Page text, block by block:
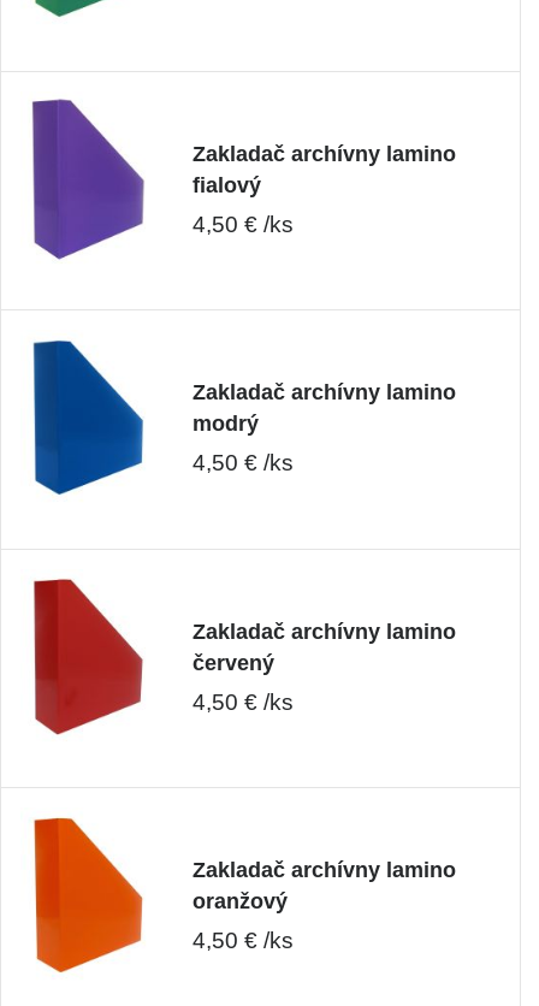
Zakladač archívny lamino
fialový
4,50 € /ks
Zakladač archívny lamino
modrý
4,50 € /ks
Zakladač archívny lamino
červený
4,50 € /ks
Zakladač archívny lamino
oranžový
4,50 € /ks